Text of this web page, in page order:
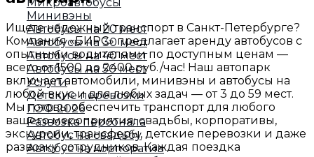
Минивэны
Автобусы на 20 мест
Автобусы на 30 мест
Автобусы на 40 мест
Автобусы на 50 мест
Услуги
Детские перевозки
ПЭФ 2026
Развозка персонала
Автобус на свадьбу
Автобус на корпоратив
Ищете надежный транспорт в Санкт-Петербурге?
Компания «БИРС» предлагает аренду автобусов с
опытными водителями по доступным ценам —
всего от 1500 до 2400 руб./час! Наш автопарк
включает автомобили, минивэны и автобусы на
любой вкус и для любых задач — от 3 до 59 мест.
Мы готовы обеспечить транспорт для любого
вашего мероприятия: свадьбы, корпоративы,
экскурсии, трансферы, детские перевозки и даже
развозку сотрудников. Каждая поездка